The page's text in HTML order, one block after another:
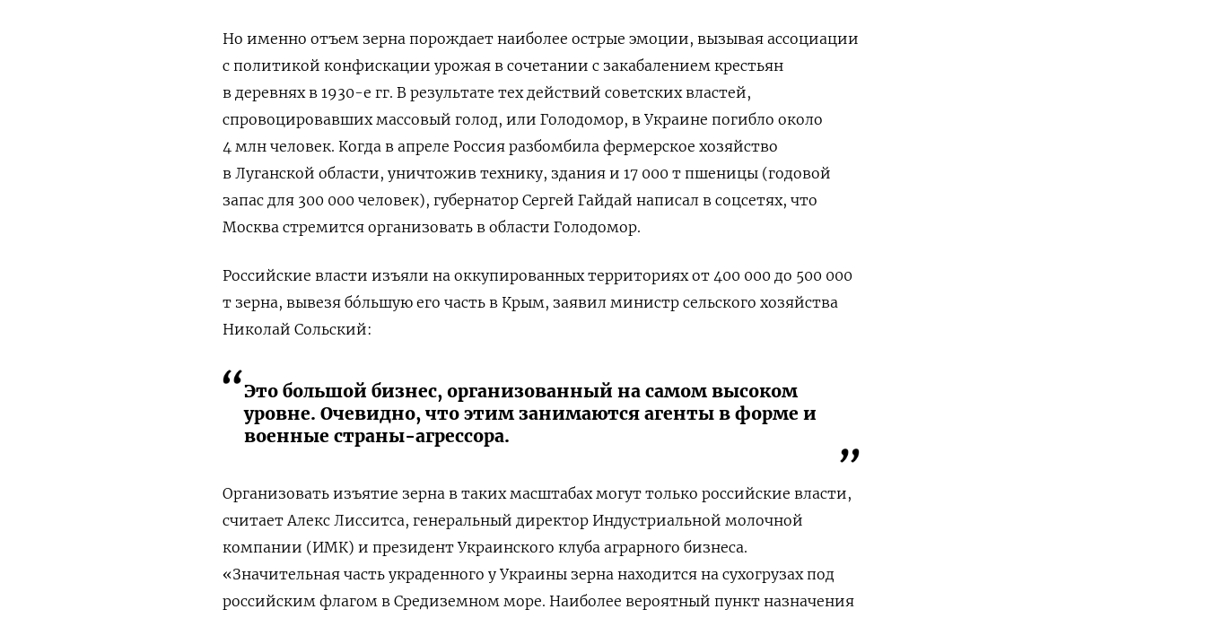
Но именно отъем зерна порождает наиболее острые эмоции, вызывая ассоциации
с политикой конфискации урожая в сочетании с закабалением крестьян
в деревнях в 1930-е гг. В результате тех действий советских властей,
спровоцировавших массовый голод, или Голодомор, в Украине погибло около
4 млн человек. Когда в апреле Россия разбомбила фермерское хозяйство
в Луганской области, уничтожив технику, здания и 17 000 т пшеницы (годовой
запас для 300 000 человек), губернатор Сергей Гайдай написал в соцсетях, что
Москва стремится организовать в области Голодомор.
Российские власти изъяли на оккупированных территориях от 400 000 до 500 000
т зерна, вывезя бóльшую его часть в Крым, заявил министр сельского хозяйства
Николай Сольский:
Это большой бизнес, организованный на самом высоком
уровне. Очевидно, что этим занимаются агенты в форме и
военные страны-агрессора.
Организовать изъятие зерна в таких масштабах могут только российские власти,
считает Алекс Лисситса, генеральный директор Индустриальной молочной
компании (ИМК) и президент Украинского клуба аграрного бизнеса.
«Значительная часть украденного у Украины зерна находится на сухогрузах под
российским флагом в Средиземном море. Наиболее вероятный пункт назначения